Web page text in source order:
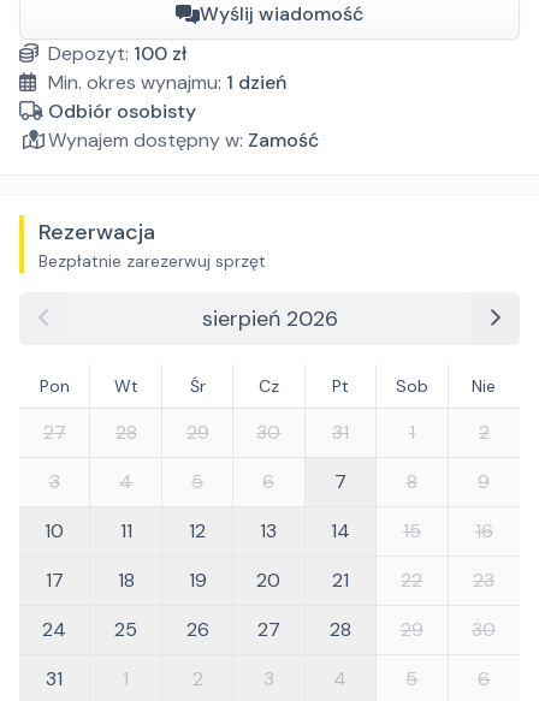
Wyślij wiadomość
Depozyt: 100 zł
Min. okres wynajmu: 1 dzień
Odbiór osobisty
Wynajem dostępny w: Zamość
Rezerwacja
Bezpłatnie zarezerwuj sprzęt
sierpień 2026
Pon Wt Śr Cz Pt Sob Nie
27 28 29 30 31 1
2
3
4 5 6 7 8
9
10
11 12 13 14 15
16
17
18 19 20 21 22
23
24
25 26 27 28 29
30
31
1 2 3 4 5 6